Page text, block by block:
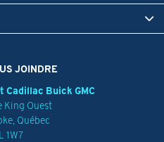
JOINDRE
Buick GMC
King Ouest
, Québec
1W7